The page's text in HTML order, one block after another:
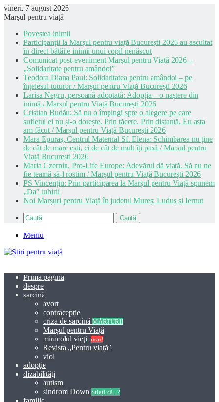
vineri, 7 august 2026
Marșul pentru viață
Povestea inimii
Participanții la Marșul pentru viață București 2026 au ascultat
în direct bătăile inimii unui copil nenăscut
Comunicat post-eveniment Marșul pentru Viață 2026 –
„Solidaritate pentru amândoi”
Teodora Diana Paul: Solidaritatea pentru amândoi – pe
înțelesul tuturor / Marșul pentru Viață București 2026
Larisa Negru, persoană adoptată: Adopția – o naștere din
inimă / Marșul pentru Viață București 2026
Cristian Budău: Să nu o împingi spre o alegere pe care
sufletul ei nu și-o dorește. Prin tăcere. Prin distanță. Eu asta
am făcut / Marșul pentru Viață București 2026
Mara Epuraș, Centrul Maternal Sf. Elena: Schimbarea nu ține
de cât de mare ești, ci de cât de mult îți pasă / Marșul pentru
Viață București 2026
Maria Czernin, Pro-Life Europe: Adevărul dă viață. Să nu ne
fie teamă să-l rostim / Marșul pentru Viață București 2026
PS Vincențiu: Prin participarea la Marșul pentru Viață spunem
„Da” iubirii
Noi Marșuri pentru Viață în județul Mureș: Luduș și Iernut
Caută
Meniu
Prima pagină
despre
sarcină
avort
contracepție
criza de sarcină MĂRTURII
Marșul pentru Viață
miracolul vieţii nou!
Revista „Pentru viață”
viol
adopţie
dizabilităţi
autism
sindrom Down Știați că...?
familie